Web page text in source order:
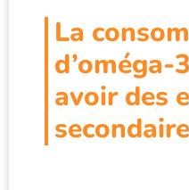
La
avoir des